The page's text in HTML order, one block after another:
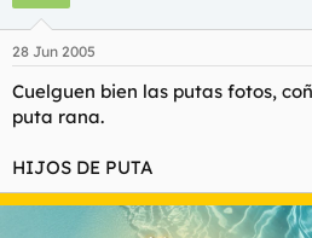
28 Jun 2005
Cuelguen bien las putas fotos,
puta rana.
HIJOS DE PUTA